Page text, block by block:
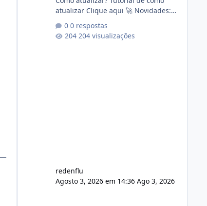
atualizar Clique aqui 🚀 Novidades:
publico para consulta de sub.dominio
autorizado a usasr o isistem:
0 respostas
204 visualizações
redenflu
Agosto 3, 2026 em 14:36 Ago 3, 2026